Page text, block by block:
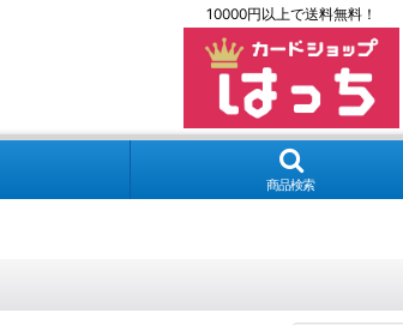
10000円以上で送料無料！
商品検索